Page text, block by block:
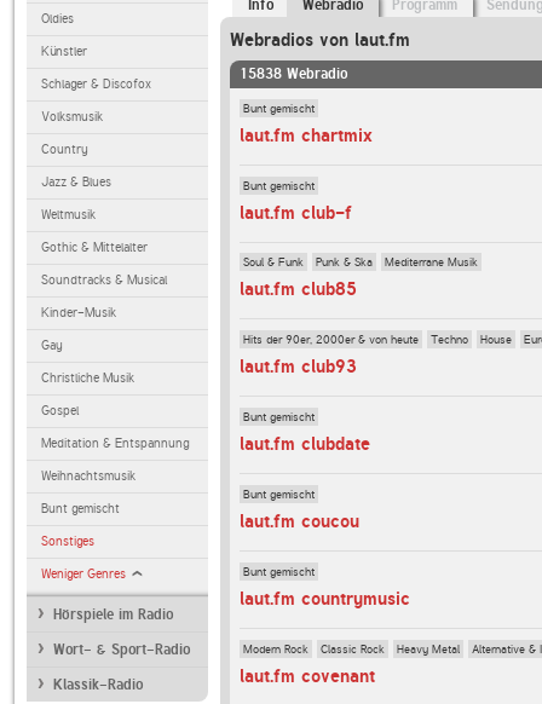
Oldies
Künstler
Schlager & Discofox
Volksmusik
Country
Jazz & Blues
Weltmusik
Gothic & Mittelalter
Soundtracks & Musical
Kinder-Musik
Gay
Christliche Musik
Gospel
Meditation & Entspannung
Weihnachtsmusik
Bunt gemischt
Sonstiges
Weniger Genres
Hörspiele im Radio
Wort- & Sport-Radio
Klassik-Radio
Info Webradio Programm
Webradios von laut.fm
15838 Webradio
Bunt gemischt
laut.fm chartmix
Bunt gemischt
laut.fm club-f
Soul & Funk Punk & Ska Mediterrane Musik
laut.fm club85
Hits der 90er, 2000er & von heute Techno House
laut.fm club93
Bunt gemischt
laut.fm clubdate
Bunt gemischt
laut.fm coucou
Bunt gemischt
laut.fm countrymusic
Modern Rock Classic Rock Heavy Metal Alternative &
laut.fm covenant